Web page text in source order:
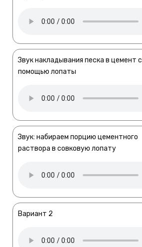
Звук накладывания песка в цемент с
помощью лопаты
Звук: набираем порцию цементного
раствора в совковую лопату
Вариант 2